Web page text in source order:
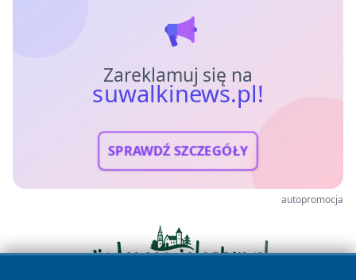
Zareklamuj się na
suwalkinews.pl!
SPRAWDŹ SZCZEGÓŁY
autopromocja